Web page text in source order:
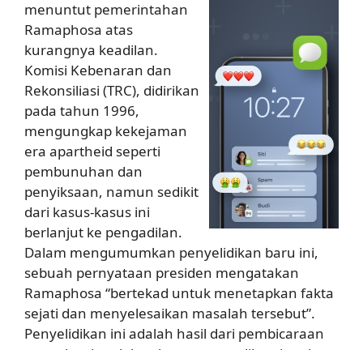
menuntut pemerintahan
Ramaphosa atas
kurangnya keadilan.
Komisi Kebenaran dan
Rekonsiliasi (TRC), didirikan
pada tahun 1996,
mengungkap kekejaman
era apartheid seperti
pembunuhan dan
penyiksaan, namun sedikit
dari kasus-kasus ini
berlanjut ke pengadilan.
Dalam mengumumkan penyelidikan baru ini,
sebuah pernyataan presiden mengatakan
Ramaphosa “bertekad untuk menetapkan fakta
sejati dan menyelesaikan masalah tersebut”.
Penyelidikan ini adalah hasil dari pembicaraan